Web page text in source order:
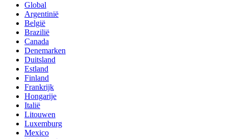
Global
Argentinië
België
Brazilië
Canada
Denemarken
Duitsland
Estland
Finland
Frankrijk
Hongarije
Italië
Litouwen
Luxemburg
Mexico